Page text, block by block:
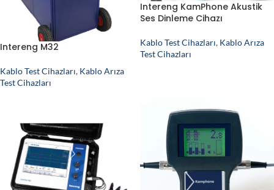
Intereng M32
Kablo Test Cihazları, Kablo Arıza
Test Cihazları
Intereng KamPhone Akustik
Ses Dinleme Cihazı
Kablo Test Cihazları, Kablo Arıza
Test Cihazları